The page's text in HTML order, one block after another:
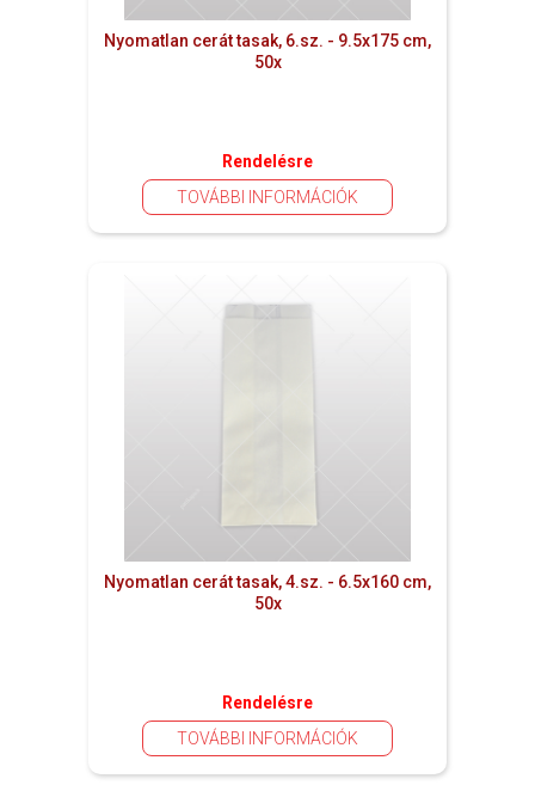
Nyomatlan cerát tasak, 6.sz. - 9.5x175 cm,
50x
Rendelésre
TOVÁBBI INFORMÁCIÓK
Nyomatlan cerát tasak, 4.sz. - 6.5x160 cm,
50x
Rendelésre
TOVÁBBI INFORMÁCIÓK